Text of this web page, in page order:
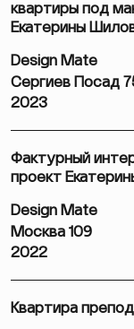
квартиры под
Екатерины
Design Mate
Сергиев Посад
2023
Фактурный
проект
Design Mate
Москва 109
2022
Квартира